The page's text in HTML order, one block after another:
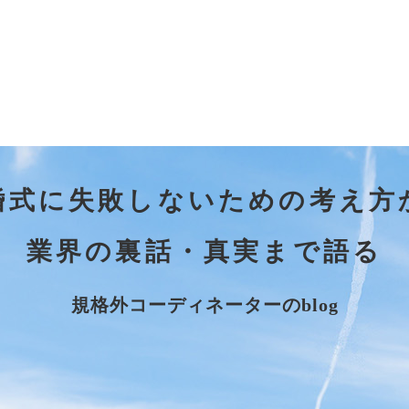
式に失敗しないための考え方
業界の裏話・真実まで語る
規格外コーディネーターのblog